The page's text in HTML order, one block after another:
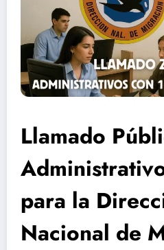
Llamado
para la
Nacional de